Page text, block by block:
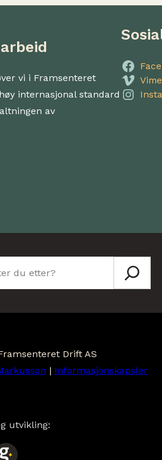
vi i Framsenteret
internasjonal standard
av
Drift AS
| Informasjonskapsler
utvikling: